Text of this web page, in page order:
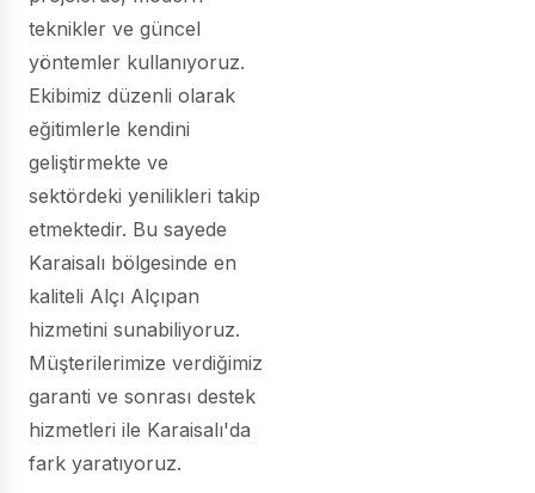
teknikler ve güncel
yöntemler kullanıyoruz.
Ekibimiz düzenli olarak
eğitimlerle kendini
geliştirmekte ve
sektördeki yenilikleri takip
etmektedir. Bu sayede
Karaisalı bölgesinde en
kaliteli Alçı Alçıpan
hizmetini sunabiliyoruz.
Müşterilerimize verdiğimiz
garanti ve sonrası destek
hizmetleri ile Karaisalı'da
fark yaratıyoruz.